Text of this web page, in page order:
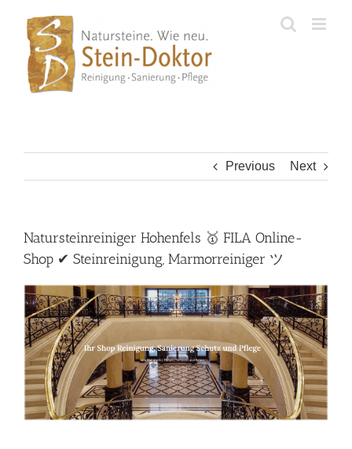
content
Previous Next
Natursteinreiniger Hohenfels 🥇 FILA Online-
Shop ✔ Steinreinigung, Marmorreiniger ツ